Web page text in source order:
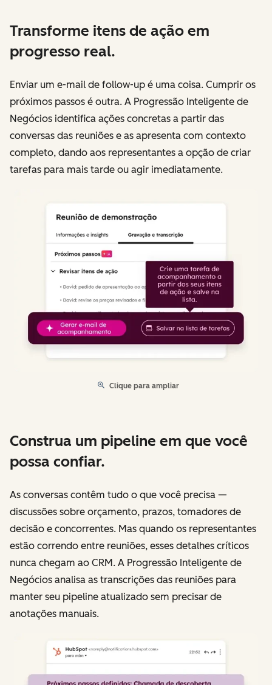
Transforme itens de ação em
progresso real.
Enviar um e-mail de follow-up é uma coisa. Cumprir os
próximos passos é outra. A Progressão Inteligente de
Negócios identifica ações concretas a partir das
conversas das reuniões e as apresenta com contexto
completo, dando aos representantes a opção de criar
tarefas para mais tarde ou agir imediatamente.
Clique para ampliar
Construa um pipeline em que você
possa confiar.
As conversas contêm tudo o que você precisa —
discussões sobre orçamento, prazos, tomadores de
decisão e concorrentes. Mas quando os representantes
estão correndo entre reuniões, esses detalhes críticos
nunca chegam ao CRM. A Progressão Inteligente de
Negócios analisa as transcrições das reuniões para
manter seu pipeline atualizado sem precisar de
anotações manuais.